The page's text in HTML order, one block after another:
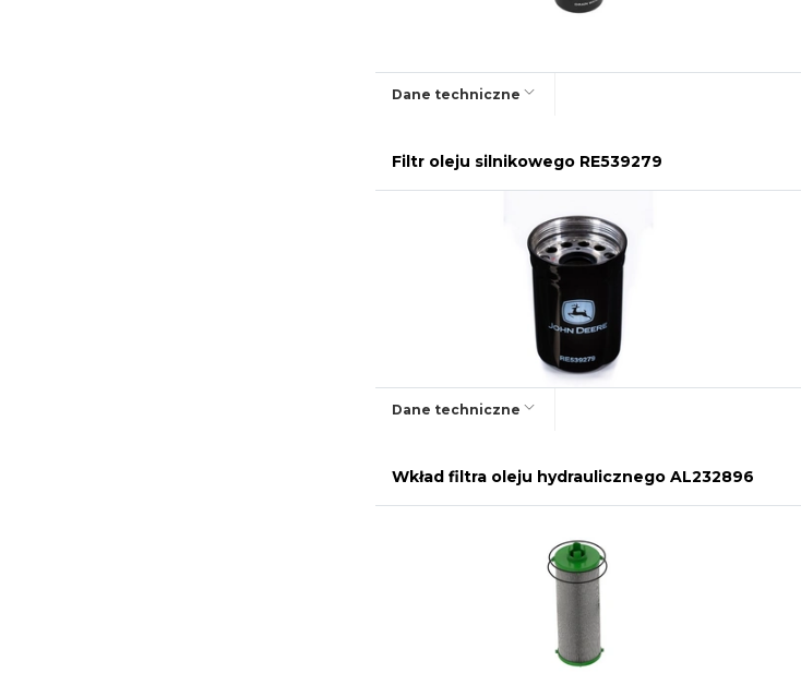
Dane techniczne
Filtr oleju silnikowego RE539279
Dane techniczne
Wkład filtra oleju hydraulicznego AL232896